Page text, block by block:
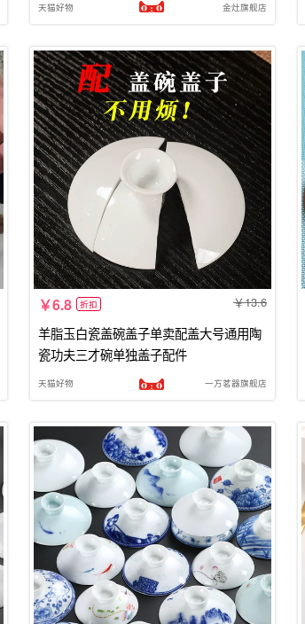
天猫好物 金灶旗舰店
6.8 折扣 13.6
羊脂玉白瓷盖碗盖子单卖配盖大号通用陶
瓷功夫三才碗单独盖子配件
天猫好物 一方茗器旗舰店